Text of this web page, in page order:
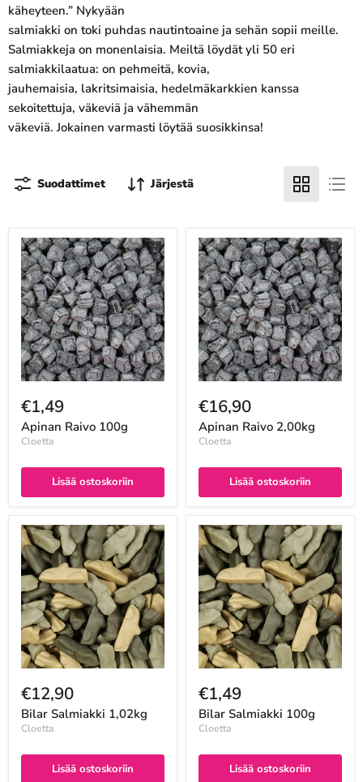
käheyteen.” Nykyään
salmiakki on toki puhdas nautintoaine ja sehän sopii meille.
Salmiakkeja on monenlaisia. Meiltä löydät yli 50 eri
salmiakkilaatua: on pehmeitä, kovia,
jauhemaisia, lakritsimaisia, hedelmäkarkkien kanssa
sekoitettuja, väkeviä ja vähemmän
väkeviä. Jokainen varmasti löytää suosikkinsa!
Suodattimet Järjestä
€1,49
Apinan Raivo 100g
Cloetta
Lisää ostoskoriin
€16,90
Apinan Raivo 2,00kg
Cloetta
Lisää ostoskoriin
€12,90
Bilar Salmiakki 1,02kg
Cloetta
Lisää ostoskoriin
€1,49
Bilar Salmiakki 100g
Cloetta
Lisää ostoskoriin